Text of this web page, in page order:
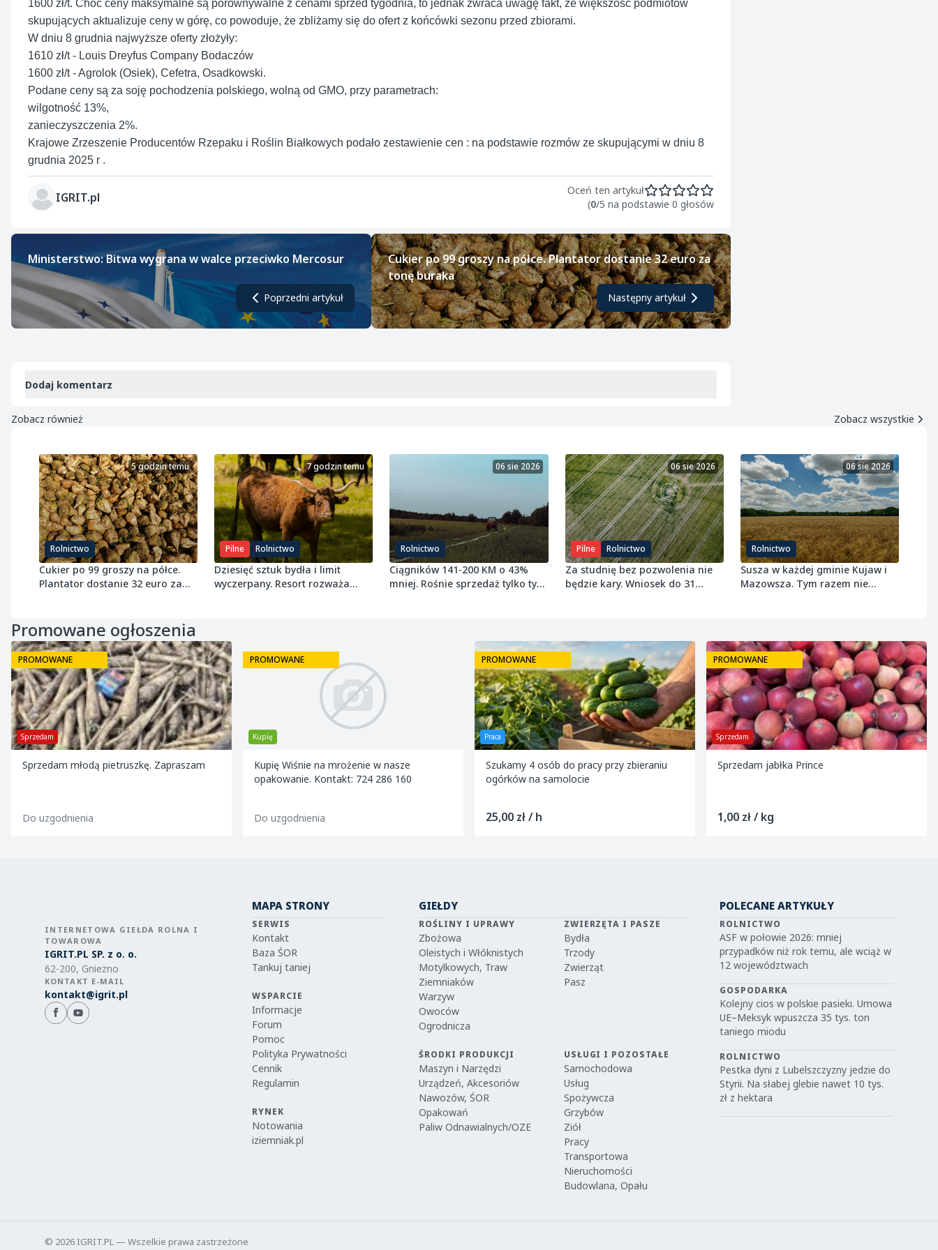
1600 zł/t. Choć ceny maksymalne są porównywalne z cenami sprzed tygodnia, to jednak zwraca uwagę fakt, że większość podmiotów
skupujących aktualizuje ceny w górę, co powoduje, że zbliżamy się do ofert z końcówki sezonu przed zbiorami.
W dniu 8 grudnia najwyższe oferty złożyły:
1610 zł/t - Louis Dreyfus Company Bodaczów
1600 zł/t - Agrolok (Osiek), Cefetra, Osadkowski.
Podane ceny są za soję pochodzenia polskiego, wolną od GMO, przy parametrach:
wilgotność 13%,
zanieczyszczenia 2%.
Krajowe Zrzeszenie Producentów Rzepaku i Roślin Białkowych podało zestawienie cen : na podstawie rozmów ze skupującymi w dniu 8
grudnia 2025 r .
IGRIT.pl
Oceń ten artykuł
(0/5 na podstawie 0 głosów
Ministerstwo: Bitwa wygrana w walce przeciwko Mercosur
Poprzedni artykuł
Cukier po 99 groszy na półce. Plantator dostanie 32 euro za
tonę buraka
Następny artykuł
Dodaj komentarz
Zobacz również Zobacz wszystkie
Rolnictwo
5 godzin temu
Cukier po 99 groszy na półce.
Plantator dostanie 32 euro za
Pilne Rolnictwo
7 godzin temu
Dziesięć sztuk bydła i limit
wyczerpany. Resort rozważa
Rolnictwo
06 sie 2026
Ciągników 141-200 KM o 43%
mniej. Rośnie sprzedaż tylko tych
Pilne Rolnictwo
06 sie 2026
Za studnię bez pozwolenia nie
będzie kary. Wniosek do 31
Rolnictwo
06 sie 2026
Susza w każdej gminie Kujaw i
Mazowsza. Tym razem nie
Promowane ogłoszenia
Kupię
PROMOWANE
Kupię Wiśnie na mrożenie w nasze
Do uzgodnienia
Praca
PROMOWANE
Szukamy 4 osób do pracy przy zbieraniu
ogórków na samolocie
25,00 zł / h
Sprzedam
PROMOWANE
Sprzedam jabłka Prince
1,00 zł / kg
Kupię
PROMOWANE
Kupię kalafior , jakość marketowa .
Do uzgodnienia
INTERNETOWA GIEŁDA ROLNA I
TOWAROWA
IGRIT.PL SP. z o. o.
62-200, Gniezno
KONTAKT E-MAIL
kontakt@igrit.pl
MAPA STRONY
SERWIS
Kontakt
Baza ŚOR
Tankuj taniej
WSPARCIE
Informacje
Forum
Pomoc
Polityka Prywatności
Cennik
Regulamin
RYNEK
Notowania
iziemniak.pl
GIEŁDY
ROŚLINY I UPRAWY
Zbożowa
Oleistych i Włóknistych
Motylkowych, Traw
Ziemniaków
Warzyw
Owoców
Ogrodnicza
ZWIERZĘTA I PASZE
Bydła
Trzody
Zwierząt
Pasz
ŚRODKI PRODUKCJI
Maszyn i Narzędzi
Urządzeń, Akcesoriów
Nawozów, ŚOR
Opakowań
Paliw Odnawialnych/OZE
USŁUGI I POZOSTAŁE
Samochodowa
Usług
Spożywcza
Grzybów
Ziół
Pracy
Transportowa
Nieruchomości
Budowlana, Opału
POLECANE ARTYKUŁY
ROLNICTWO
ASF w połowie 2026: mniej
przypadków niż rok temu, ale wciąż w
12 województwach
GOSPODARKA
Kolejny cios w polskie pasieki. Umowa
UE–Meksyk wpuszcza 35 tys. ton
taniego miodu
ROLNICTWO
Pestka dyni z Lubelszczyzny jedzie do
Styrii. Na słabej glebie nawet 10 tys.
zł z hektara
© 2026 IGRIT.PL — Wszelkie prawa zastrzeżone